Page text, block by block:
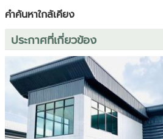
คำค้นหาใกล้เคียง
ประกาศที่เกี่ยวข้อง